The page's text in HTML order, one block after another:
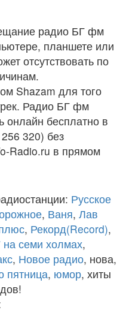
радио БГ фм
планшете или
отсутствовать по
Shazam для того
Радио БГ фм
бесплатно в
320) без
Radio.ru в прямом
Русское
, Ваня, Лав
, Рекорд(Record),
на семи холмах,
, Новое радио, нова,
пятница, юмор, хиты